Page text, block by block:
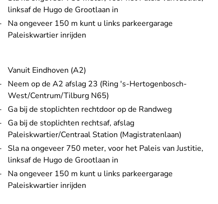
linksaf de Hugo de Grootlaan in
Na ongeveer 150 m kunt u links parkeergarage
Paleiskwartier inrijden
Vanuit Eindhoven (A2)
Neem op de A2 afslag 23 (Ring 's-Hertogenbosch-
West/Centrum/Tilburg N65)
Ga bij de stoplichten rechtdoor op de Randweg
Ga bij de stoplichten rechtsaf, afslag
Paleiskwartier/Centraal Station (Magistratenlaan)
Sla na ongeveer 750 meter, voor het Paleis van Justitie,
linksaf de Hugo de Grootlaan in
Na ongeveer 150 m kunt u links parkeergarage
Paleiskwartier inrijden